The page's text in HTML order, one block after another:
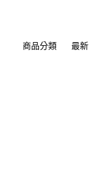
商品分類 最